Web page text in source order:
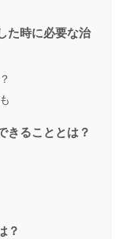
た時に必要な治
きることとは？
？